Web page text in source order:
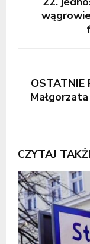
OSTATNIE
CZYTAJ